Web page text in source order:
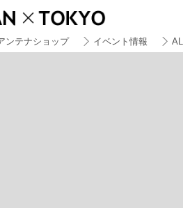
ンテナショップ イベント情報